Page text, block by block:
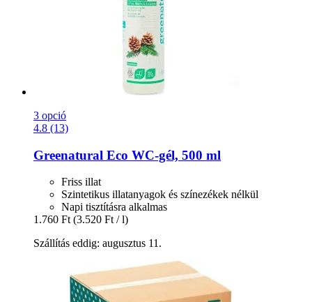
3 opció
4.8 (13)
Greenatural Eco WC-​gél, 500 ml
Friss illat
Szintetikus illatanyagok és színezékek nélkül
Napi tisztításra alkalmas
1.760 Ft (3.520 Ft / l)
Szállítás eddig: augusztus 11.